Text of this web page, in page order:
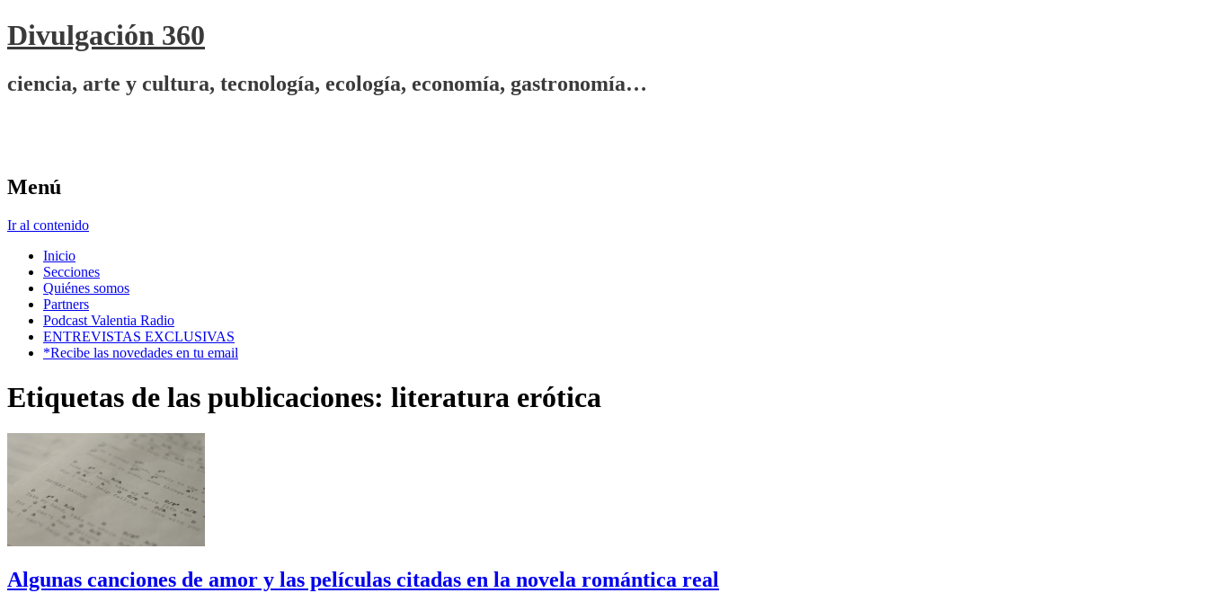
Divulgación 360
ciencia, arte y cultura, tecnología, ecología, economía, gastronomía…
Menú
Ir al contenido
Inicio
Secciones
Quiénes somos
Partners
Podcast Valentia Radio
ENTREVISTAS EXCLUSIVAS
*Recibe las novedades en tu email
Etiquetas de las publicaciones: literatura erótica
Algunas canciones de amor y las películas citadas en la novela romántica real